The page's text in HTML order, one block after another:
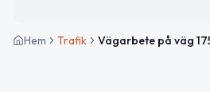
Hem Trafik